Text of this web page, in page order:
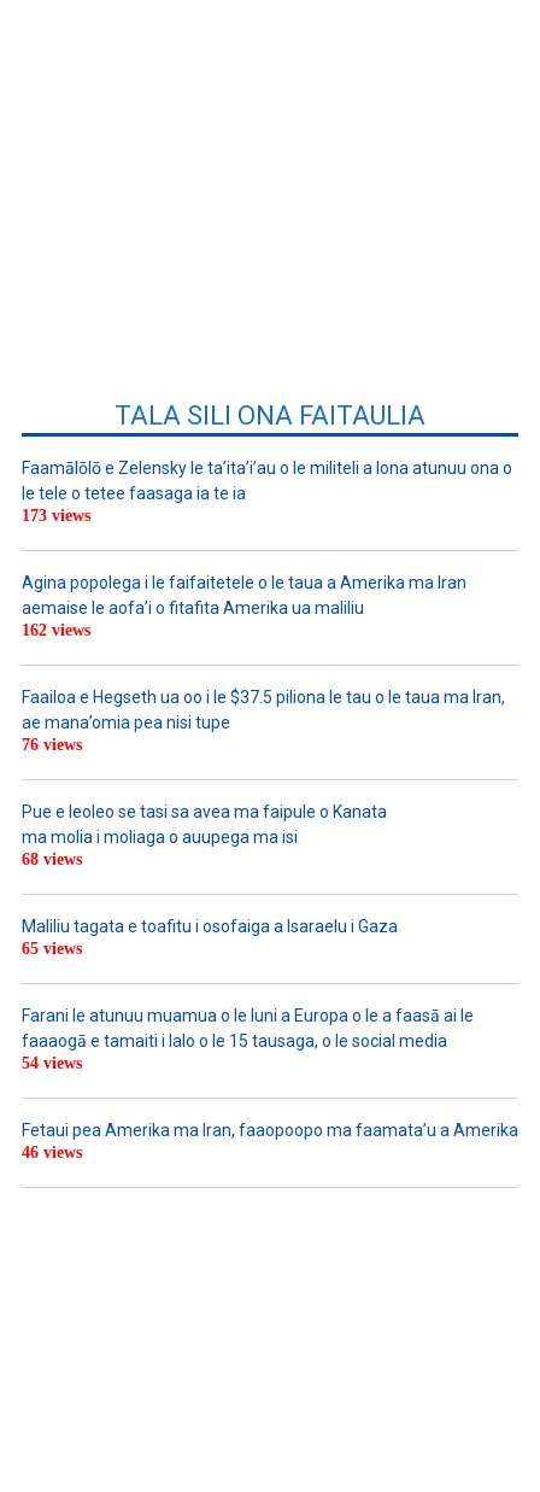
TALA SILI ONA FAITAULIA
Faamālōlō e Zelensky le ta’ita’i’au o le militeli a lona atunuu ona o
le tele o tetee faasaga ia te ia
173 views
Agina popolega i le faifaitetele o le taua a Amerika ma Iran
aemaise le aofa’i o fitafita Amerika ua maliliu
162 views
Faailoa e Hegseth ua oo i le $37.5 piliona le tau o le taua ma Iran,
ae mana’omia pea nisi tupe
76 views
Pue e leoleo se tasi sa avea ma faipule o Kanata
ma molia i moliaga o auupega ma isi
68 views
Maliliu tagata e toafitu i osofaiga a Isaraelu i Gaza
65 views
Farani le atunuu muamua o le Iuni a Europa o le a faasā ai le
faaaogā e tamaiti i lalo o le 15 tausaga, o le social media
54 views
Fetaui pea Amerika ma Iran, faaopoopo ma faamata’u a Amerika
46 views